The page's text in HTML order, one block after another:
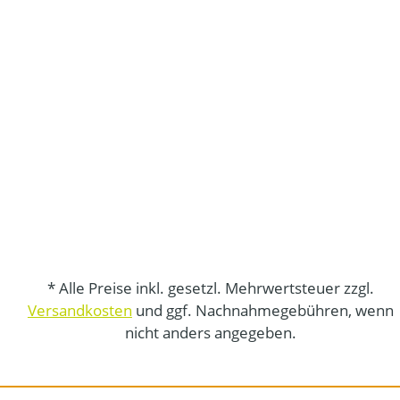
* Alle Preise inkl. gesetzl. Mehrwertsteuer zzgl.
Versandkosten und ggf. Nachnahmegebühren, wenn
nicht anders angegeben.